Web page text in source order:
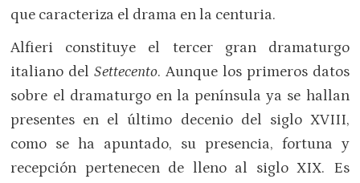
que caracteriza el drama en la centuria.
Alfieri constituye el tercer gran dramaturgo
italiano delSettecento. Aunque los primeros datos
sobre el dramaturgo en la península ya se hallan
presentes en el último decenio del siglo XVIII,
como se ha apuntado, su presencia, fortuna y
recepción pertenecen de lleno al siglo XIX. Es